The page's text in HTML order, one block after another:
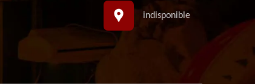
indisponible